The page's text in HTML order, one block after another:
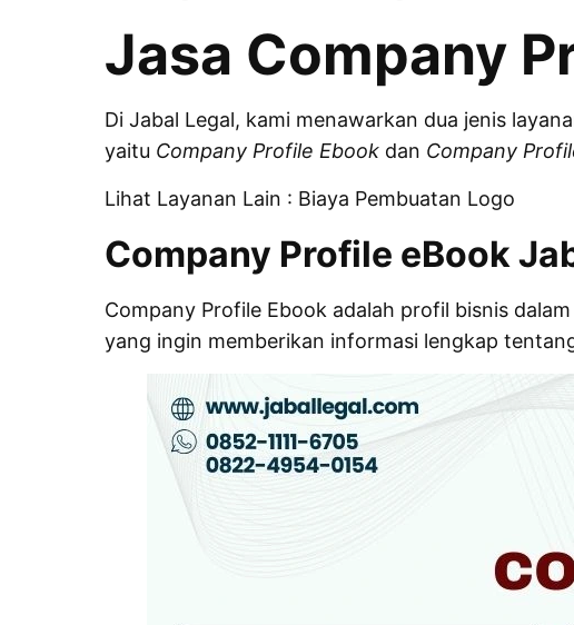
Jasa Company
Di Jabal Legal, kami menawarkan dua jenis
yaitu Company Profile Ebookdan Company
Lihat Layanan Lain : Biaya Pembuatan Logo
Company Profile eBook
Company Profile Ebook adalah profil bisnis
yang ingin memberikan informasi lengkap